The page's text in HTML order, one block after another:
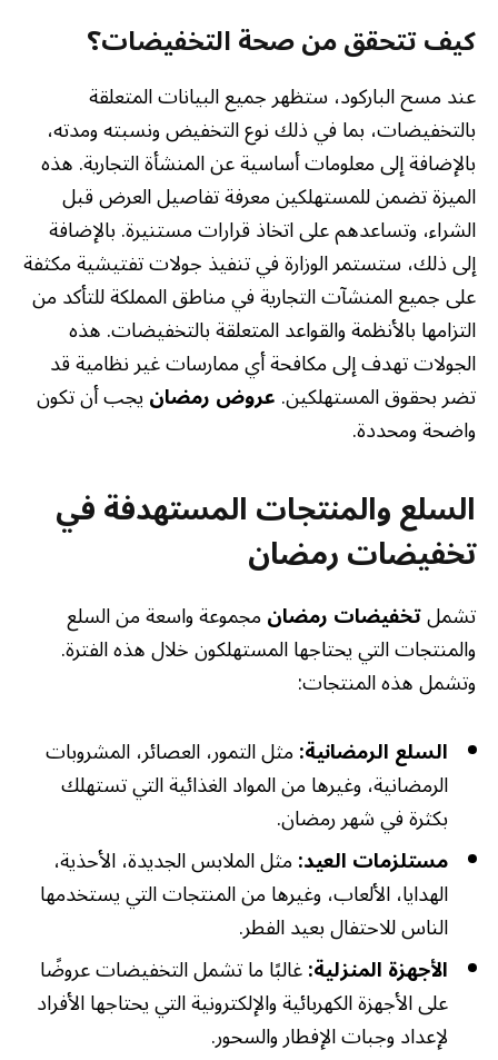
كيف تتحقق من صحة التخفيضات؟
عند مسح الباركود، ستظهر جميع البيانات المتعلقة
بالتخفيضات، بما في ذلك نوع التخفيض ونسبته ومدته،
بالإضافة إلى معلومات أساسية عن المنشأة التجارية. هذه
الميزة تضمن للمستهلكين معرفة تفاصيل العرض قبل
الشراء، وتساعدهم على اتخاذ قرارات مستنيرة. بالإضافة
إلى ذلك، ستستمر الوزارة في تنفيذ جولات تفتيشية مكثفة
على جميع المنشآت التجارية في مناطق المملكة للتأكد من
التزامها بالأنظمة والقواعد المتعلقة بالتخفيضات. هذه
الجولات تهدف إلى مكافحة أي ممارسات غير نظامية قد
تضر بحقوق المستهلكين.عروض رمضانيجب أن تكون
واضحة ومحددة.
السلع والمنتجات المستهدفة في
تخفيضات رمضان
تشملتخفيضات رمضانمجموعة واسعة من السلع
والمنتجات التي يحتاجها المستهلكون خلال هذه الفترة.
وتشمل هذه المنتجات:
السلع الرمضانية:مثل التمور، العصائر، المشروبات
الرمضانية، وغيرها من المواد الغذائية التي تستهلك
بكثرة في شهر رمضان.
مستلزمات العيد:مثل الملابس الجديدة، الأحذية،
الهدايا، الألعاب، وغيرها من المنتجات التي يستخدمها
الناس للاحتفال بعيد الفطر.
الأجهزة المنزلية:غالبًا ما تشمل التخفيضات عروضًا
على الأجهزة الكهربائية والإلكترونية التي يحتاجها الأفراد
لإعداد وجبات الإفطار والسحور.